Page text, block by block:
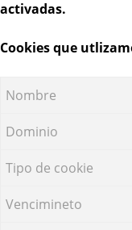
activadas.
Cookies que